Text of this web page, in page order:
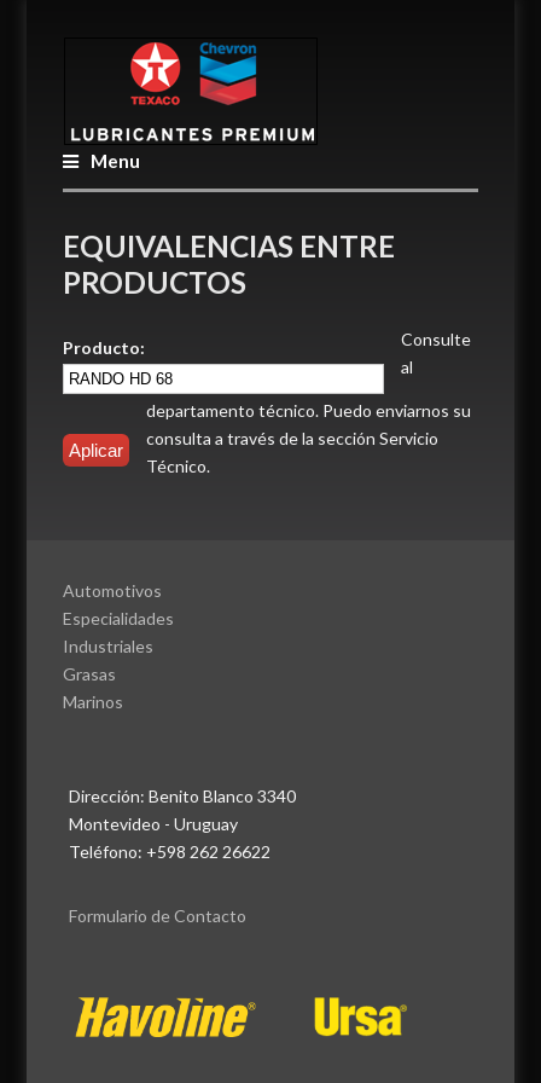
Menu
EQUIVALENCIAS ENTRE
PRODUCTOS
Producto:
Consulte
al
departamento técnico. Puedo enviarnos su
consulta a través de la sección Servicio
Técnico.
Automotivos
Especialidades
Industriales
Grasas
Marinos
Dirección: Benito Blanco 3340
Montevideo - Uruguay
Teléfono: +598 262 26622
Formulario de Contacto